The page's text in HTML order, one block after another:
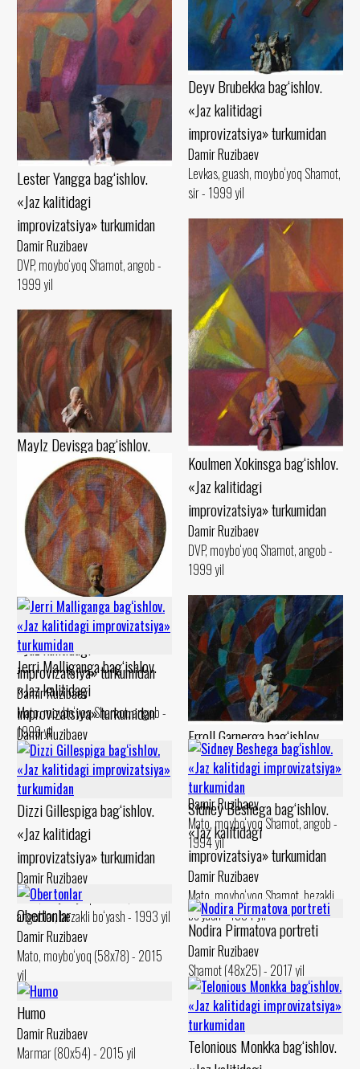
Lester Yangga bag‘ishlov.
«Jaz kalitidagi
improvizatsiya» turkumidan
Damir Ruzibaev
DVP, moybo‘yoq Shamot, angob -
1999 yil
Deyv Brubekka bag‘ishlov.
«Jaz kalitidagi
improvizatsiya» turkumidan
Damir Ruzibaev
Levkas, guash, moybo‘yoq Shamot,
sir - 1999 yil
Koulmen Xokinsga bag‘ishlov.
«Jaz kalitidagi
improvizatsiya» turkumidan
Damir Ruzibaev
DVP, moybo‘yoq Shamot, angob -
1999 yil
Maylz Devisga bag‘ishlov.
«Jaz kalitidagi
improvizatsiya» turkumidan
Damir Ruzibaev
Karton, pastel Shamot, guash -
1990 yil
Billi Holidayga bag‘ishlov.
«Jaz kalitidagi
improvizatsiya» turkumidan
Damir Ruzibaev
Mato, moybo‘yoq Shamot, angob -
1999 yil
Erroll Garnerga bag‘ishlov.
«Jaz kalitidagi
improvizatsiya» turkumidan
Damir Ruzibaev
Mato, moybo‘yoq Shamot, angob -
1994 yil
Jerri Malliganga bag‘ishlov.
«Jaz kalitidagi
improvizatsiya» turkumidan
Damir Ruzibaev
Karton, levkas Shamot, angob -
1994 yil
Sidney Beshega bag‘ishlov.
«Jaz kalitidagi
improvizatsiya» turkumidan
Damir Ruzibaev
Mato, moybo‘yoq Shamot, bezakli
bo‘yash - 1994 yil
Dizzi Gillespiga bag‘ishlov.
«Jaz kalitidagi
improvizatsiya» turkumidan
Damir Ruzibaev
Mato, moybo‘yoq Shamot,
angoblar, bezakli bo‘yash - 1993 yil
Obertonlar
Damir Ruzibaev
Mato, moybo‘yoq (58x78) - 2015
yil
Nodira Pirmatova portreti
Damir Ruzibaev
Shamot (48x25) - 2017 yil
Telonious Monkka bag‘ishlov.
Humo
Damir Ruzibaev
Marmar (80x54) - 2015 yil